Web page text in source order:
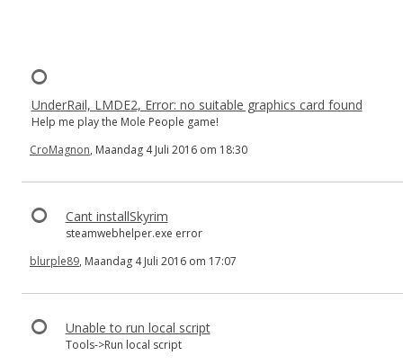
UnderRail, LMDE2, Error: no suitable graphics card found
Help me play the Mole People game!
CroMagnon, Maandag 4 Juli 2016 om 18:30
Cant installSkyrim
steamwebhelper.exe error
blurple89, Maandag 4 Juli 2016 om 17:07
Unable to run local script
Tools->Run local script